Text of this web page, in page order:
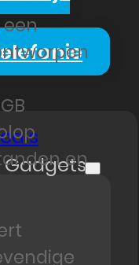
een
en